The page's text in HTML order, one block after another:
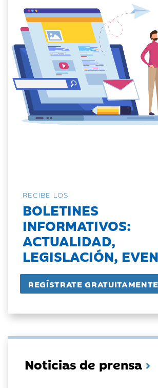
RECIBE LOS
BOLETINES
INFORMATIVOS:
ACTUALIDAD,
LEGISLACIÓN,
Noticias de prensa